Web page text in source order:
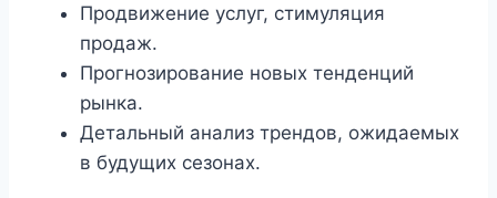
Продвижение услуг, стимуляция
продаж.
Прогнозирование новых тенденций
рынка.
Детальный анализ трендов, ожидаемых
в будущих сезонах.